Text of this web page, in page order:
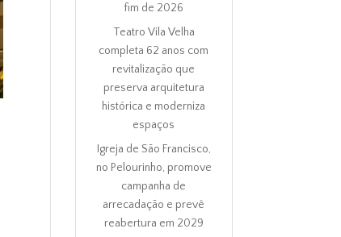
fim de 2026
Teatro Vila Velha
completa 62 anos com
revitalização que
preserva arquitetura
histórica e moderniza
espaços
Igreja de São Francisco,
no Pelourinho, promove
campanha de
arrecadação e prevê
reabertura em 2029